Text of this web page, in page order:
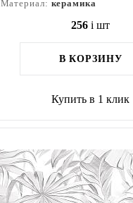
Материал: керамика
256 i шт
В КОРЗИНУ
Купить в 1 клик